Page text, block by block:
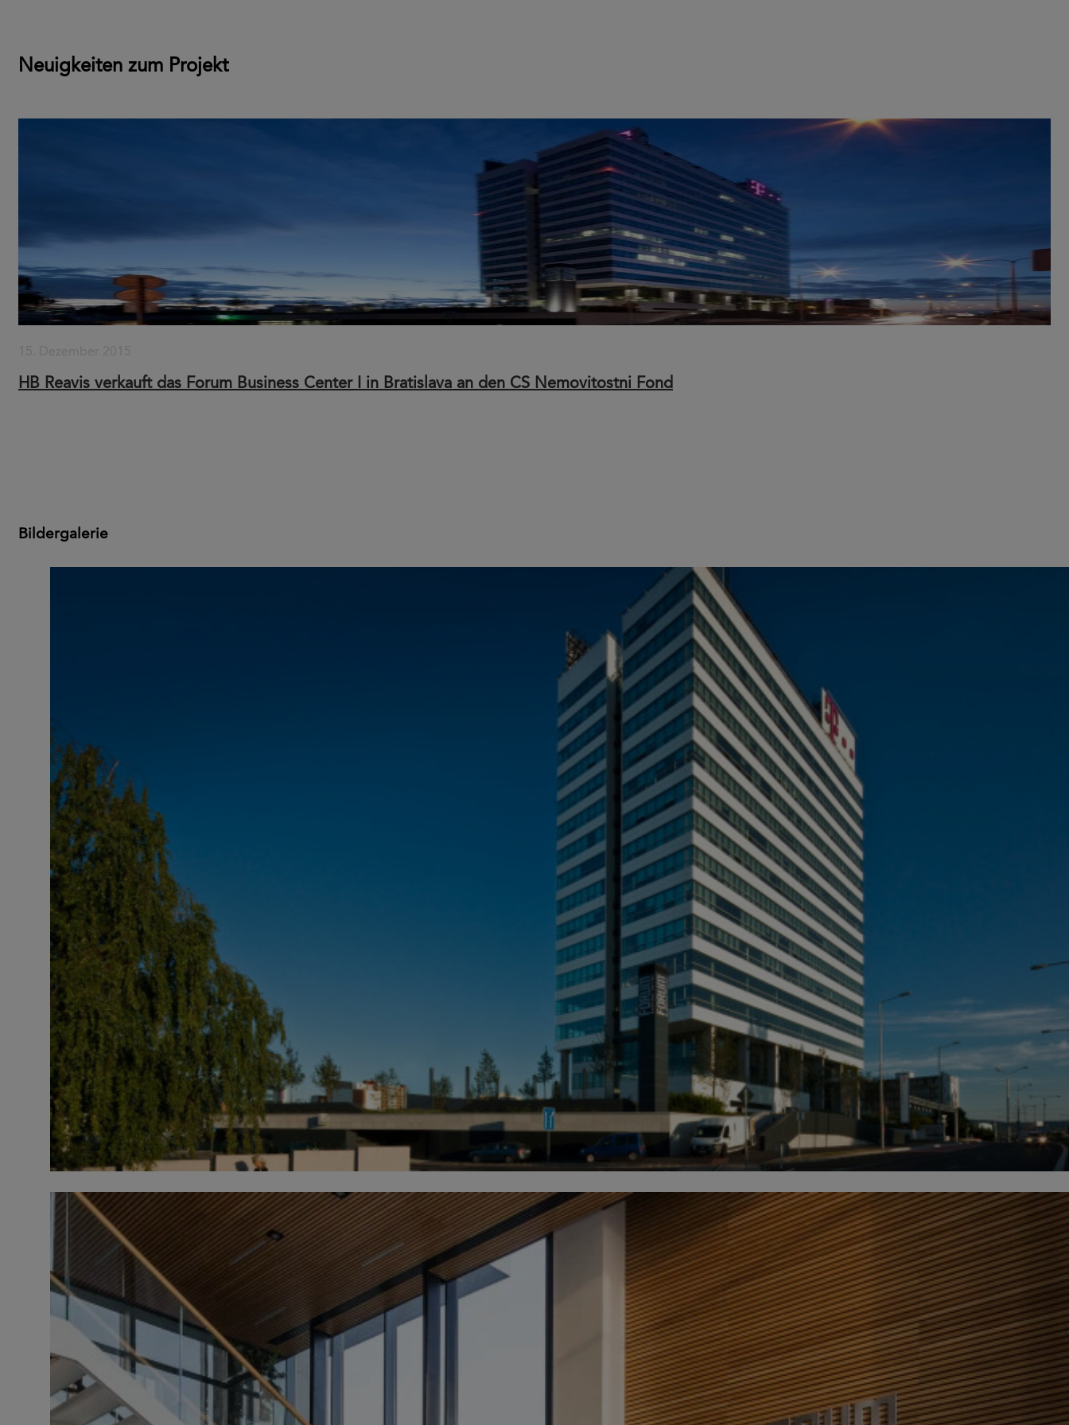
Neuigkeiten zum Projekt
HB Reavis verkauft das Forum Business Center I in Bratislava an den CS Nemovitostni Fond
Bildergalerie